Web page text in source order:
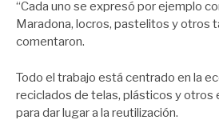
“Cada uno se expresó por ejemplo
Maradona, locros, pastelitos y otros
comentaron.
Todo el trabajo está centrado en la
reciclados de telas, plásticos y otros
para dar lugar a la reutilización.